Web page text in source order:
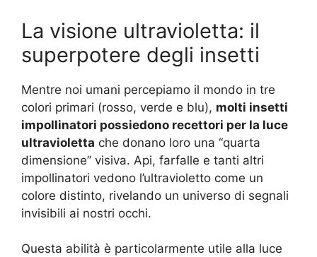
La visione ultravioletta: il
superpotere degli insetti
Mentre noi umani percepiamo il mondo in tre
colori primari (rosso, verde e blu), molti insetti
impollinatori possiedono recettori per la luce
ultravioletta che donano loro una “quarta
dimensione” visiva. Api, farfalle e tanti altri
impollinatori vedono l’ultravioletto come un
colore distinto, rivelando un universo di segnali
invisibili ai nostri occhi.
Questa abilità è particolarmente utile alla luce